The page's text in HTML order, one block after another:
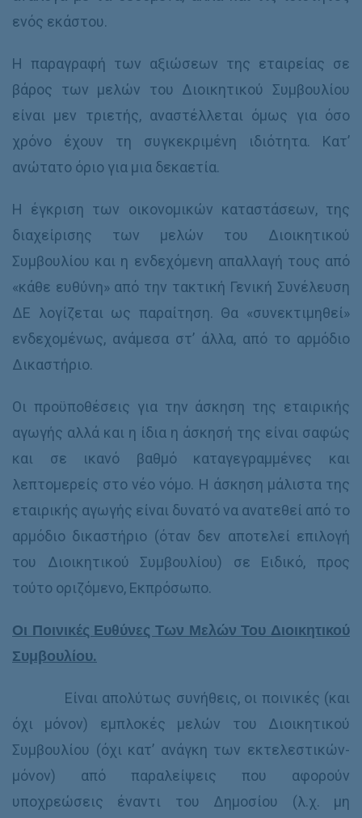
ενός εκάστου.
Η παραγραφή των αξιώσεων της εταιρείας σε
βάρος των μελών του Διοικητικού Συμβουλίου
είναι μεν τριετής, αναστέλλεται όμως για όσο
χρόνο έχουν τη συγκεκριμένη ιδιότητα. Κατ’
ανώτατο όριο για μια δεκαετία.
Η έγκριση των οικονομικών καταστάσεων, της
διαχείρισης των μελών του Διοικητικού
Συμβουλίου και η ενδεχόμενη απαλλαγή τους από
«κάθε ευθύνη» από την τακτική Γενική Συνέλευση
ΔΕ λογίζεται ως παραίτηση. Θα «συνεκτιμηθεί»
ενδεχομένως, ανάμεσα στ’ άλλα, από το αρμόδιο
Δικαστήριο.
Οι προϋποθέσεις για την άσκηση της εταιρικής
αγωγής αλλά και η ίδια η άσκησή της είναι σαφώς
και σε ικανό βαθμό καταγεγραμμένες και
λεπτομερείς στο νέο νόμο. Η άσκηση μάλιστα της
εταιρικής αγωγής είναι δυνατό να ανατεθεί από το
αρμόδιο δικαστήριο (όταν δεν αποτελεί επιλογή
του Διοικητικού Συμβουλίου) σε Ειδικό, προς
τούτο οριζόμενο, Εκπρόσωπο.
Οι Ποινικές Ευθύνες Των Μελών Του Διοικητικού
Συμβουλίου.
Είναι απολύτως συνήθεις, οι ποινικές (και
όχι μόνον) εμπλοκές μελών του Διοικητικού
Συμβουλίου (όχι κατ’ ανάγκη των εκτελεστικών-
μόνον) από παραλείψεις που αφορούν
υποχρεώσεις έναντι του Δημοσίου (λ.χ. μη